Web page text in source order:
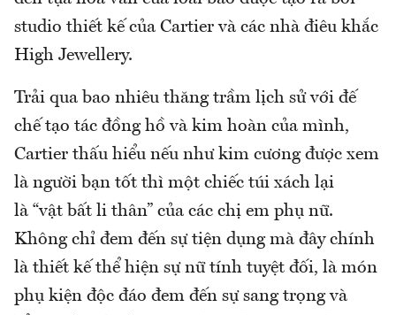
studio thiết kế của Cartier và các nhà điêu khắc
High Jewellery.
Trải qua bao nhiêu thăng trầm lịch sử với đế
chế tạo tác đồng hồ và kim hoàn của mình,
Cartier thấu hiểu nếu như kim cương được xem
là người bạn tốt thì một chiếc túi xách lại
là “vật bất li thân” của các chị em phụ nữ.
Không chỉ đem đến sự tiện dụng mà đây chính
là thiết kế thể hiện sự nữ tính tuyệt đối, là món
phụ kiện độc đáo đem đến sự sang trọng và